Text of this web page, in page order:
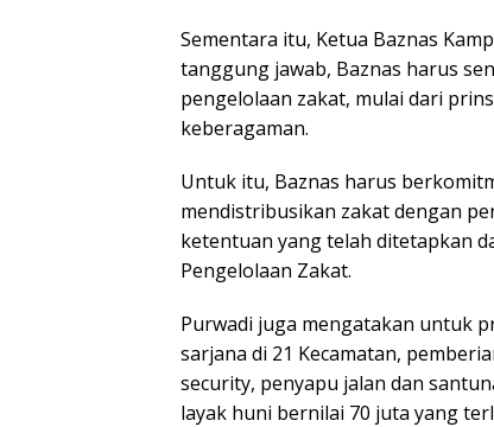
Sementara itu, Ketua Baznas
tanggung jawab, Baznas harus
pengelolaan zakat, mulai dari
keberagaman.
Untuk itu, Baznas harus
mendistribusikan zakat dengan
ketentuan yang telah ditetapkan
Pengelolaan Zakat.
Purwadi juga mengatakan untuk
sarjana di 21 Kecamatan,
security, penyapu jalan dan
layak huni bernilai 70 juta yang